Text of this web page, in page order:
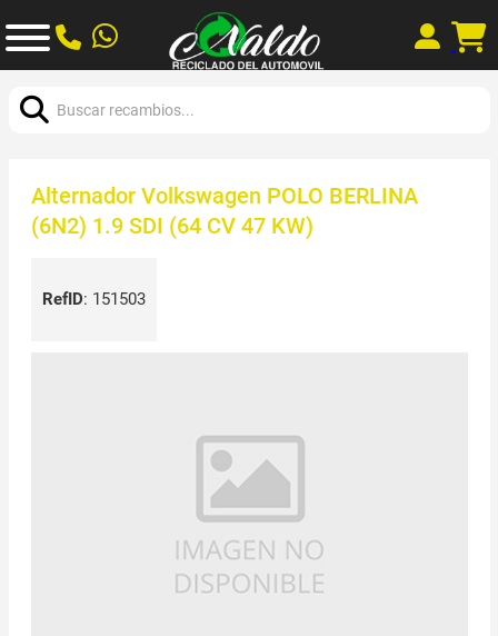
Alternador Volkswagen POLO BERLINA
(6N2) 1.9 SDI (64 CV 47 KW)
RefID: 151503